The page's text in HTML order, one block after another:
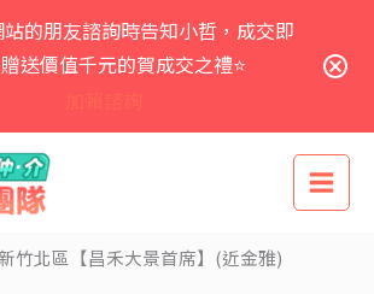
站的朋友諮詢時告知小哲，成交即
送價值千元的賀成交之禮⭐
竹北區【昌禾大景首席】(近金雅)